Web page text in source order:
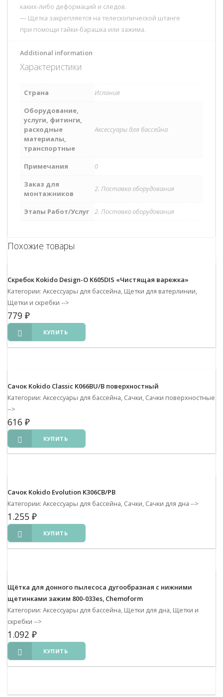
каких-либо деформаций и следов.
— Щетка закрепляется на телескопической штанге
при помощи гайки-барашка или зажима.
Additional information
Характеристики
Страна
Испания
Оборудование,
услуги, фитинги,
расходные
материалы,
транспортные
Аксессуары для бассейна
Примечания
0
Заказ для
монтажников
2. Поставка оборудования
Этапы Работ/Услуг 2. Поставка оборудования
Похожие товары
Скребок Kokido Design-O K605DIS «Чистящая варежка»
Категории: Аксессуары для бассейна, Щетки для ватерлинии,
Щетки и скребки -->
779 ₽
КУПИТЬ
Сачок Kokido Classic K066BU/B поверхностный
Категории: Аксессуары для бассейна, Сачки, Сачки поверхностные
-->
616 ₽
КУПИТЬ
Сачок Kokido Evolution K306CB/PB
Категории: Аксессуары для бассейна, Сачки, Сачки для дна -->
1.255 ₽
КУПИТЬ
Щётка для донного пылесоса дугообразная с нижними
щетинками зажим 800-033es, Chemoform
Категории: Аксессуары для бассейна, Щетки для дна, Щетки и
скребки -->
1.092 ₽
КУПИТЬ